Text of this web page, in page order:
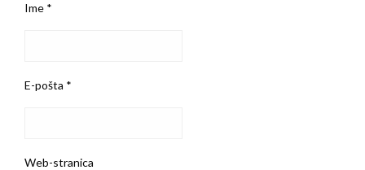
Ime *
E-pošta *
Web-stranica